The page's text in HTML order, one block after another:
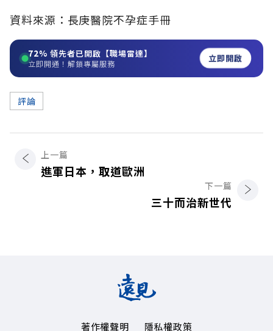
資料來源：長庚醫院不孕症手冊
72% 領先者已開啟【職場雷達】
立即開通！解鎖專屬服務 立即開啟
評論
上一篇
進軍日本，取道歐洲
下一篇
三十而治新世代
著作權聲明 隱私權政策